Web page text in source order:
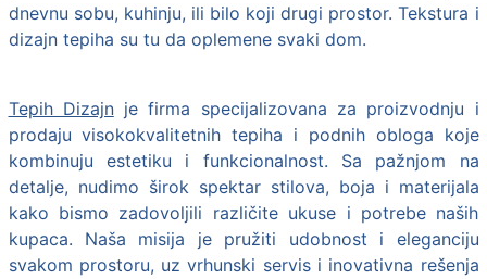
dnevnu sobu, kuhinju, ili bilo koji drugi prostor. Tekstura i
dizajn tepiha su tu da oplemene svaki dom.
Tepih Dizajnje firma specijalizovana za proizvodnju i
prodaju visokokvalitetnih tepiha i podnih obloga koje
kombinuju estetiku i funkcionalnost. Sa pažnjom na
detalje, nudimo širok spektar stilova, boja i materijala
kako bismo zadovoljili različite ukuse i potrebe naših
kupaca. Naša misija je pružiti udobnost i eleganciju
svakom prostoru, uz vrhunski servis i inovativna rešenja